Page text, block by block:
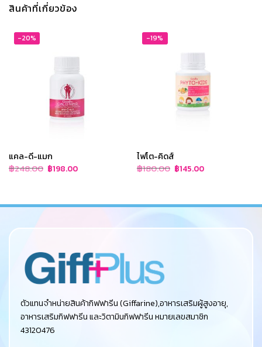
สินค้าที่เกี่ยวข้อง
-20%
แคล-ดี-แมก
฿248.00 Original
price
฿198.00Current
price
-19%
ไฟโต-คิดส์
฿180.00 Original
price
฿145.00Current
price
ตัวแทนจำหน่ายสินค้ากิฟฟารีน (Giffarine),อาหารเสริมผู้สูงอายุ,
อาหารเสริมกิฟฟารีน และวิตามินกิฟฟารีน หมายเลขสมาชิก
43120476